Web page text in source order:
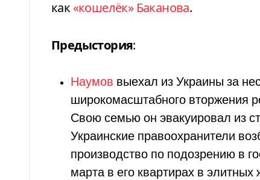
как «кошелёк» Баканова.
Предыстория:
Наумов выехал из Украины за
широкомасштабного вторжения
Свою семью он эвакуировал из
Украинские правоохранители
производство по подозрению в
марта в его квартирах в